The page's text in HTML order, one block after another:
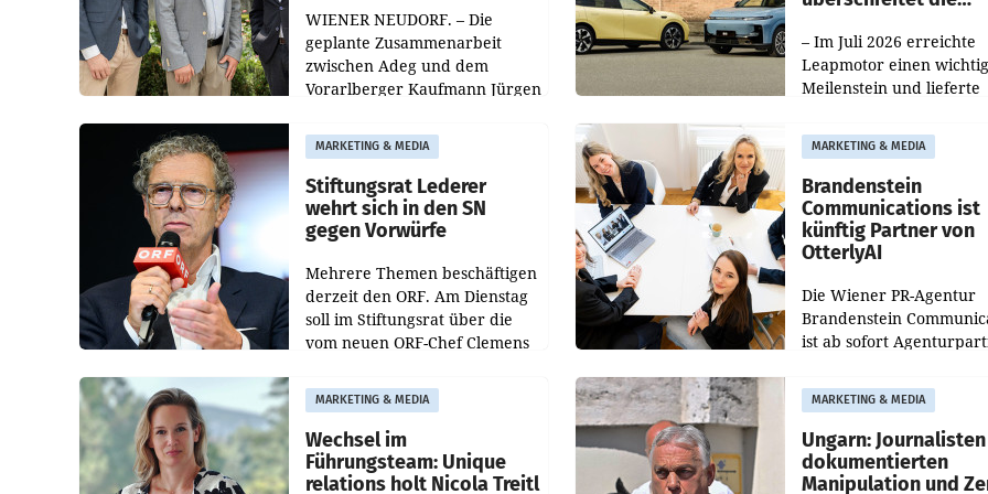
WIENER NEUDORF. – Die
geplante Zusammenarbeit
zwischen Adeg und dem
Vorarlberger Kaufmann Jürgen
freigegeben: Die
Bundeswettbewerbsbehörde
und der Bundeskartellanwalt
– Im Juli 2026 erreichte
Leapmotor einen
Meilenstein und lieferte
aus, womit sich das
gegenüber Juli 2025
verdoppelte (+102
MARKETING & MEDIA
Stiftungsrat Lederer
wehrt sich in den SN
gegen Vorwürfe
Mehrere Themen beschäftigen
derzeit den ORF. Am Dienstag
soll im Stiftungsrat über die
vom neuen ORF-Chef Clemens
Besetzungen für die
Direktionen abgestimmt
werden.
MARKETING & MEDIA
Brandenstein
Communications ist
künftig Partner von
OtterlyAI
Die Wiener PR-Agentur
Brandenstein
ist ab sofort
Optimierungsplattform
OtterlyAI. Damit baut die
Agentur ihr
MARKETING & MEDIA
Wechsel im
Führungsteam: Unique
relations holt Nicola Treitl
MARKETING & MEDIA
Ungarn: Journalisten
dokumentierten
Manipulation und